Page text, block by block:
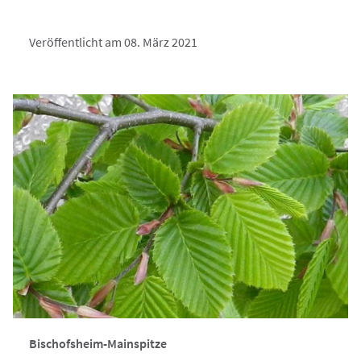
Veröffentlicht am 08. März 2021
Bischofsheim-Mainspitze